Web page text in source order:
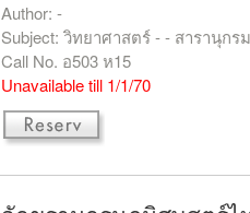
Author: -
Subject: วิทยาศาสตร์ - - สารานุกรม
Call No. อ503 ห15
Unavailable till 1/1/70